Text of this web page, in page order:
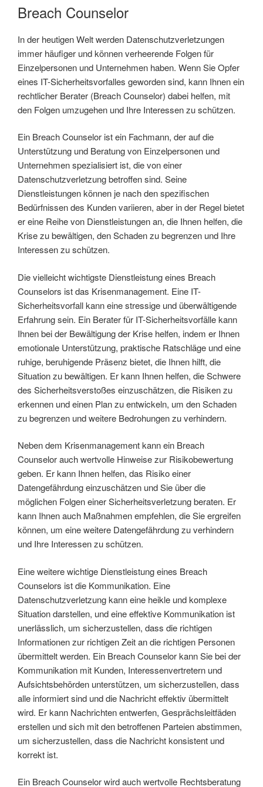
Breach Counselor
In der heutigen Welt werden Datenschutzverletzungen
immer häufiger und können verheerende Folgen für
Einzelpersonen und Unternehmen haben. Wenn Sie Opfer
eines IT-Sicherheitsvorfalles geworden sind, kann Ihnen ein
rechtlicher Berater (Breach Counselor) dabei helfen, mit
den Folgen umzugehen und Ihre Interessen zu schützen.
Ein Breach Counselor ist ein Fachmann, der auf die
Unterstützung und Beratung von Einzelpersonen und
Unternehmen spezialisiert ist, die von einer
Datenschutzverletzung betroffen sind. Seine
Dienstleistungen können je nach den spezifischen
Bedürfnissen des Kunden variieren, aber in der Regel bietet
er eine Reihe von Dienstleistungen an, die Ihnen helfen, die
Krise zu bewältigen, den Schaden zu begrenzen und Ihre
Interessen zu schützen.
Die vielleicht wichtigste Dienstleistung eines Breach
Counselors ist das Krisenmanagement. Eine IT-
Sicherheitsvorfall kann eine stressige und überwältigende
Erfahrung sein. Ein Berater für IT-Sicherheitsvorfälle kann
Ihnen bei der Bewältigung der Krise helfen, indem er Ihnen
emotionale Unterstützung, praktische Ratschläge und eine
ruhige, beruhigende Präsenz bietet, die Ihnen hilft, die
Situation zu bewältigen. Er kann Ihnen helfen, die Schwere
des Sicherheitsverstoßes einzuschätzen, die Risiken zu
erkennen und einen Plan zu entwickeln, um den Schaden
zu begrenzen und weitere Bedrohungen zu verhindern.
Neben dem Krisenmanagement kann ein Breach
Counselor auch wertvolle Hinweise zur Risikobewertung
geben. Er kann Ihnen helfen, das Risiko einer
Datengefährdung einzuschätzen und Sie über die
möglichen Folgen einer Sicherheitsverletzung beraten. Er
kann Ihnen auch Maßnahmen empfehlen, die Sie ergreifen
können, um eine weitere Datengefährdung zu verhindern
und Ihre Interessen zu schützen.
Eine weitere wichtige Dienstleistung eines Breach
Counselors ist die Kommunikation. Eine
Datenschutzverletzung kann eine heikle und komplexe
Situation darstellen, und eine effektive Kommunikation ist
unerlässlich, um sicherzustellen, dass die richtigen
Informationen zur richtigen Zeit an die richtigen Personen
übermittelt werden. Ein Breach Counselor kann Sie bei der
Kommunikation mit Kunden, Interessenvertretern und
Aufsichtsbehörden unterstützen, um sicherzustellen, dass
alle informiert sind und die Nachricht effektiv übermittelt
wird. Er kann Nachrichten entwerfen, Gesprächsleitfäden
erstellen und sich mit den betroffenen Parteien abstimmen,
um sicherzustellen, dass die Nachricht konsistent und
korrekt ist.
Ein Breach Counselor wird auch wertvolle Rechtsberatung